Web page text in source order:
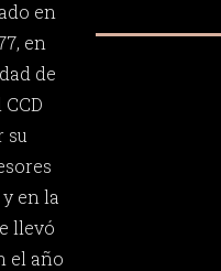
en
en
de
su
en la
llevó
el año